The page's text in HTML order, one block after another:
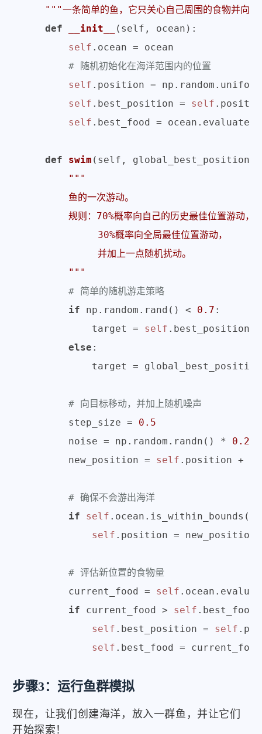
"""一条简单的鱼，它只关心自己周围的食物并向
def
__init__ ( self, ocean ):
self .ocean = ocean
# 随机初始化在海洋范围内的位置
self .position =
self .best_position = self
self .best_food = ocean.evaluate(
def swim ( self, global_best_position=
"""
        鱼的一次游动。
        规则：70%概率向自己的历史最佳位置游动，
             30%概率向全局最佳位置游动，
             并加上一点随机扰动。
        """
# 简单的随机游走策略
if np.random.rand() < 0.7 :
            target =
self .best_position
else :
target =
# 向目标移动，并加上随机噪声
        step_size =
0.5
        noise = np.random.randn() *
0.2
        new_position =
self .position +
# 确保不会游出海洋
if
self
self .position = new_position
# 评估新位置的食物量
        current_food =
self
if current_food > self .best_food:
self .best_position = self
self
步骤3：运行鱼群模拟
现在，让我们创建海洋，放入一群鱼，并让它们
开始探索！